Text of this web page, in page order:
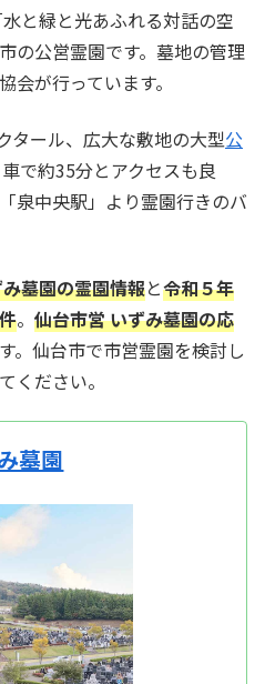
と緑と光あふれる対話の空
の公営霊園です。墓地の管理
会が行っています。
タール、広大な敷地の大型公
で約35分とアクセスも良
泉中央駅」より霊園行きのバ
墓園の霊園情報と令和５年
。 仙台市営 いずみ墓園の応
。仙台市で市営霊園を検討し
ください。
墓園